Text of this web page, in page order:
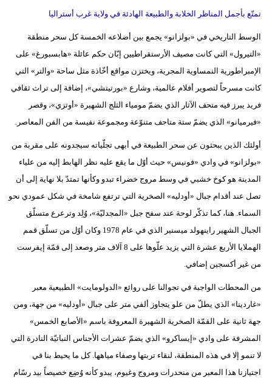
تمتّع بأجمل المناظر الخلابة والطبيعة الهادئة في ولاية غرب أستراليا
الوسط التاريخي في «بولزانو» يجمع بين أضلاعه الخمسة كل سحر منطقة
«التيرول» التي كانت مصيف الأرستقراطيين إبّان حكم عائلة «هابسبورغ» على
الإمبراطورية النمساوية المجرية، ويختزن مواقع أخّاذة مثل ساحة «والتر» التي
كانت مسرحاً لتصوير أفلام عالمية، وشارع «بورتيتشي»، إضافة إلى تراث ثقافي
فريد يبرز فيه متحف الآثار الذي يضمّ مومياء الثلج الشهيرة «أوتزي»، وقصر
«فيرميانو» الذي يضمّ ستة متاحف متنوّعة ومجموعة نفيسة من الفن المعاصر.
أولئك الذين يبحثون عن سحر الطبيعة في أبهى تجلّياته سيجدونه على مقربة من
«بولزانو» في وادي «فونيس» حيث أوّل ما يقع عليه نظر الهابط إليه من علياء
المدينة هو كوخ خشبي في وسط مروج خضراء تبدو وكأنها تمتدّ بلا نهاية إلى أن
تصل عند أقدام جبال «أودليه» الصخرية التي ترتفع شامخة في شكل عمودي نحو
السماء. هنا، كما تذكّر لوحة عند سفح جبل «المجدليّة»، وُلِد وترعرع متسلّق
الجبال الشهير راينهولد ميسنير الذي في عام 1978 وكان أوّل من تسلّق قمم
الهملايا الأربع عشرة التي يزيد علّوها على 8 آلاف متر وصعد إلى قمّة إيفرست
من غير أكسجين إضافي.
من المحطات الواجبة في تجوالنا على روائع «الدولومايت» الطبيعية معبر
«غاردينا» الذي يطلّ من علو يتجاوز ألفي متر على جبال «أودليه» من جهة، ومن
جهة ثانية على القمّة الصخرية الشهيرة المعروفة باسم «الأصابع الخمس»
المشرفة على وادي «إيساكرو» الذي يضمّ عشرات الأجناس النباتيّة النادرة التي
لا تنمو إلا في هذه المنطقة، لنقاء تربتها وصفاء مياهها. كل ما يحيط بنا في
اجتيازنا هذا المعبر من منحدرات ومروج وغيوم، يبدو كأنه وُضِع خصيصاً بيد رسّام